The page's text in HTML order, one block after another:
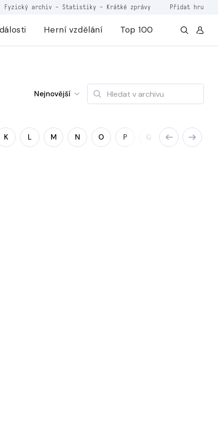
Fyzický archiv - Statistiky - Krátké zprávy Přidat hru
Herní vzdělání Top 100
Nejnovější
K L M N O P Q R S